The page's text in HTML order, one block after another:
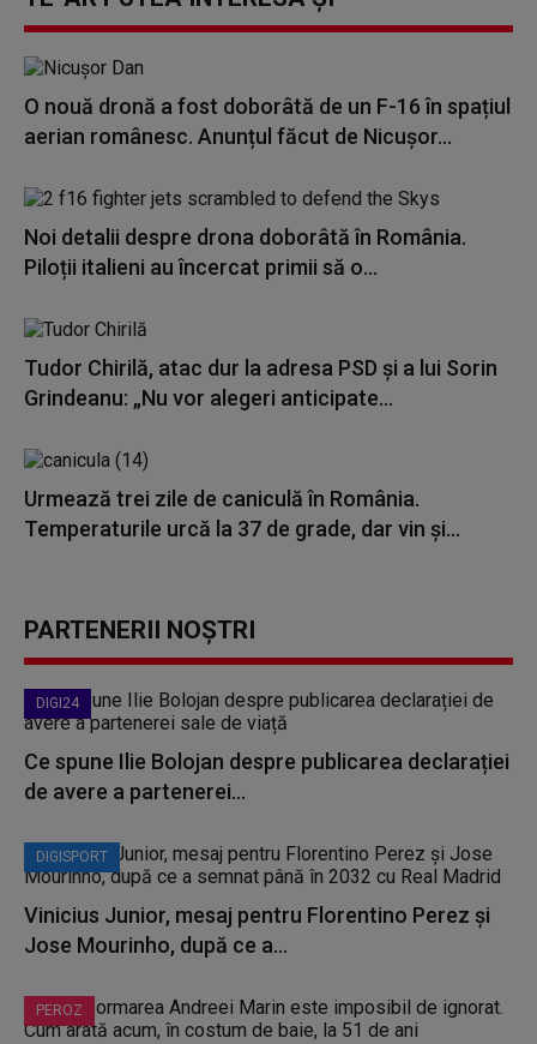
O nouă dronă a fost doborâtă de un F-16 în spațiul
aerian românesc. Anunțul făcut de Nicușor...
Noi detalii despre drona doborâtă în România.
Piloții italieni au încercat primii să o...
Tudor Chirilă, atac dur la adresa PSD și a lui Sorin
Grindeanu: „Nu vor alegeri anticipate...
Urmează trei zile de caniculă în România.
Temperaturile urcă la 37 de grade, dar vin și...
PARTENERII NOȘTRI
DIGI24
Ce spune Ilie Bolojan despre publicarea declarației
de avere a partenerei...
DIGISPORT
Vinicius Junior, mesaj pentru Florentino Perez și
Jose Mourinho, după ce a...
PEROZ